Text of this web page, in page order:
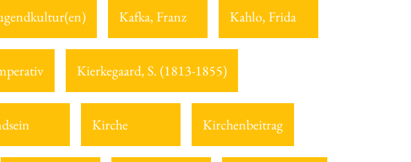
Kafka, Franz Kahlo, Frida
Kierkegaard, S. (1813-1855)
Kirche Kirchenbeitrag